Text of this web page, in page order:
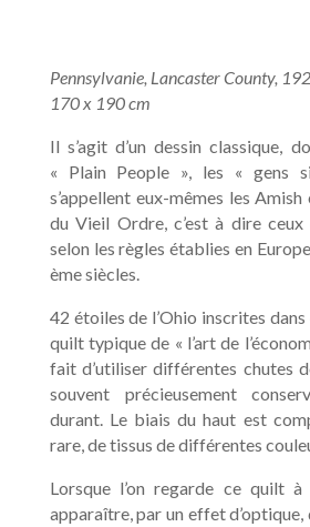
Pennsylvanie, Lancaster County,
170 x 190 cm
Il s’agit d’un dessin classique,
« Plain People », les « gens
s’appellent eux-mêmes les
du Vieil Ordre, c’est à dire
selon les règles établies en
ème siècles.
42 étoiles de l’Ohio inscrites
quilt typique de « l’art de
fait d’utiliser différentes chutes
souvent précieusement
durant. Le biais du haut est
rare, de tissus de différentes
Lorsque l’on regarde ce quilt
apparaître, par un effet d’optique,